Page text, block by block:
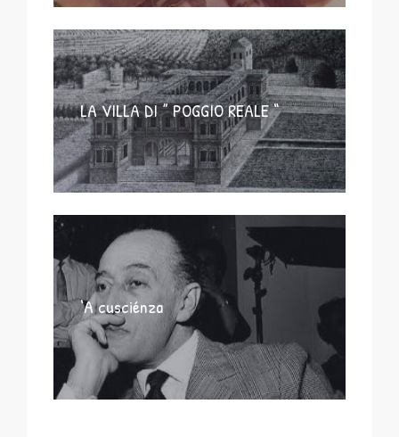
LA VILLA DI ” POGGIO REALE “
‘A cusciénza